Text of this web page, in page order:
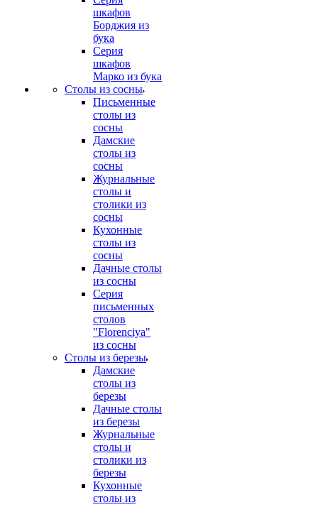
шкафов
Борджия из
бука
Серия
шкафов
Марко из бука
Столы из сосны
Письменные
столы из
сосны
Дамские
столы из
сосны
Журнальные
столы и
столики из
сосны
Кухонные
столы из
сосны
Дачные столы
из сосны
Серия
письменных
столов
"Florenciya"
из сосны
Столы из березы
Дамские
столы из
березы
Дачные столы
из березы
Журнальные
столы и
столики из
березы
Кухонные
столы из